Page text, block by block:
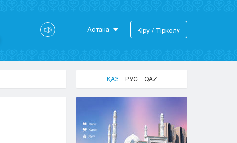
Астана
Актобе
Караганда
Кокшетау
Кіру / Тіркелу
ҚАЗ РУС QAZ